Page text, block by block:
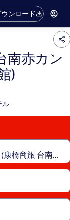
ンロード
南赤カン
)
ル